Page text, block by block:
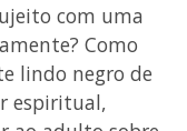
com uma
Como
lindo negro de
espiritual,